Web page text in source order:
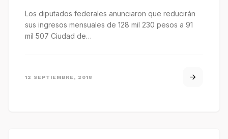
Los diputados federales anunciaron que reducirán
sus ingresos mensuales de 128 mil 230 pesos a 91
mil 507 Ciudad de…
12 SEPTIEMBRE, 2018